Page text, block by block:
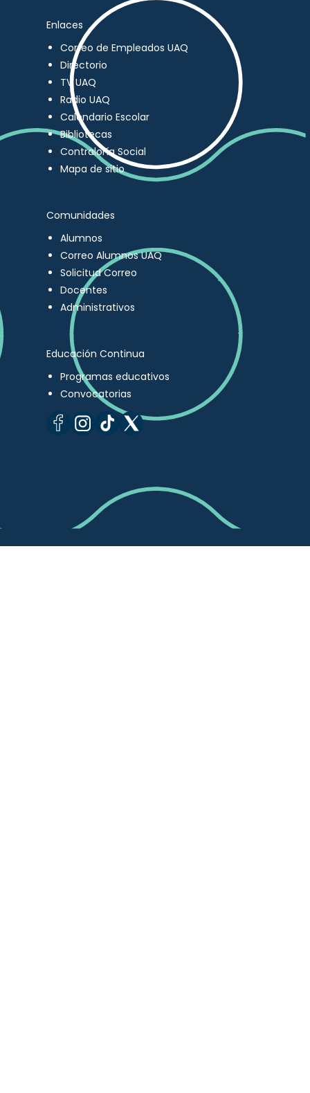
Enlaces
Correo de Empleados UAQ
Directorio
TV UAQ
Radio UAQ
Calendario Escolar
Bibliotecas
Contraloría Social
Mapa de sitio
Comunidades
Alumnos
Correo Alumnos UAQ
Solicitud Correo
Docentes
Administrativos
Educación Continua
Programas educativos
Convocatorias